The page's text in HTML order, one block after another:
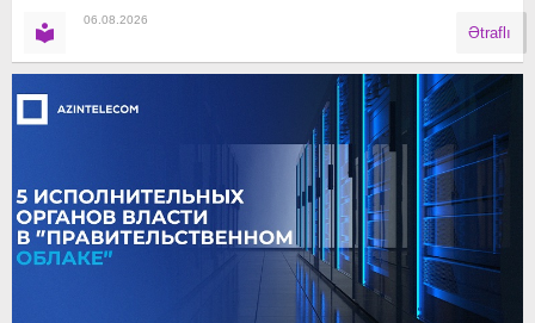
06.08.2026
Ətraflı